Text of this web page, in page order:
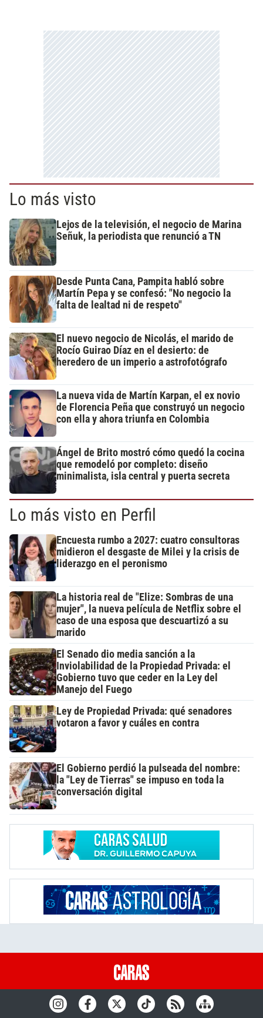
Lo más visto
Lejos de la televisión, el negocio de Marina
Señuk, la periodista que renunció a TN
Desde Punta Cana, Pampita habló sobre
Martín Pepa y se confesó: "No negocio la
falta de lealtad ni de respeto"
El nuevo negocio de Nicolás, el marido de
Rocío Guirao Díaz en el desierto: de
heredero de un imperio a astrofotógrafo
La nueva vida de Martín Karpan, el ex novio
de Florencia Peña que construyó un negocio
con ella y ahora triunfa en Colombia
Ángel de Brito mostró cómo quedó la cocina
que remodeló por completo: diseño
minimalista, isla central y puerta secreta
Lo más visto en Perfil
Encuesta rumbo a 2027: cuatro consultoras
midieron el desgaste de Milei y la crisis de
liderazgo en el peronismo
La historia real de "Elize: Sombras de una
mujer", la nueva película de Netflix sobre el
caso de una esposa que descuartizó a su
marido
El Senado dio media sanción a la
Inviolabilidad de la Propiedad Privada: el
Gobierno tuvo que ceder en la Ley del
Manejo del Fuego
Ley de Propiedad Privada: qué senadores
votaron a favor y cuáles en contra
El Gobierno perdió la pulseada del nombre:
la "Ley de Tierras" se impuso en toda la
conversación digital